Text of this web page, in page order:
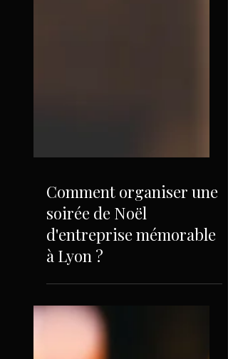
Comment organiser une
soirée de Noël
d'entreprise mémorable
à Lyon ?